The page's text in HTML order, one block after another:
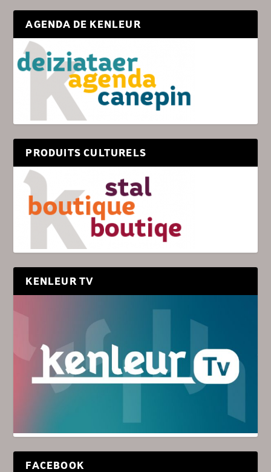
AGENDA DE KENLEUR
PRODUITS CULTURELS
KENLEUR TV
FACEBOOK